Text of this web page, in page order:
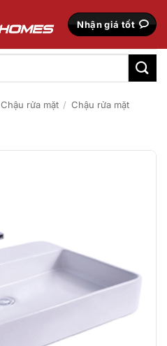
Nhận giá tốt
Chậu rửa mặt / Chậu rửa mặt